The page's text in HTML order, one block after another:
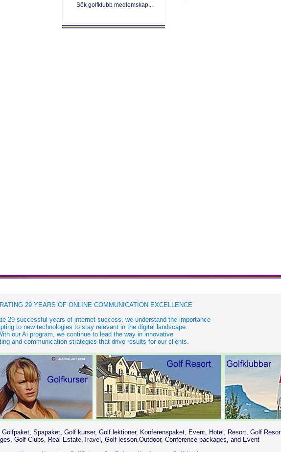
Sök golfklubb medlemskap...
29 YEARS OF ONLINE COMMUNICATION EXCELLENCE
29 successful years of internet success, we understand the importance
to new technologies to stay relevant in the digital landscape.
our Ai program, we continue to lead the way in innovative
and communication strategies that drive results for our clients.
Spapaket, Golf kurser, Golf lektioner, Konferenspaket, Event, Hotel, Resort, Golf Resor
Golf Clubs, Real Estate,Travel, Golf lesson,Outdoor, Conference packages, and Event